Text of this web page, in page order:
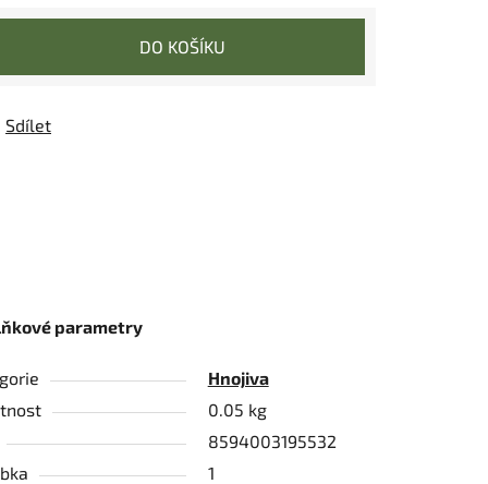
DO KOŠÍKU
Sdílet
parametry
Hnojiva
0.05 kg
8594003195532
1